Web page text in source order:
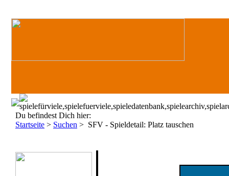
Du befindest Dich hier:
Startseite > Suchen > SFV - Spieldetail: Platz tauschen